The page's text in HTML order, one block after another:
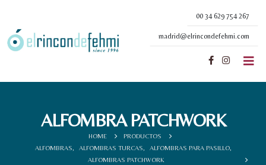
00 34 629 754 267
madrid@elrincondefehmi.com
ALFOMBRA PATCHWORK
HOME
PRODUCTOS
ALFOMBRAS
ALFOMBRAS TURCAS ALFOMBRAS PARA PASILLO,
ALFOMBRAS PATCHWORK